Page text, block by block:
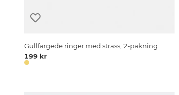
Gullfargede ringer med strass, 2-pakning
199 kr